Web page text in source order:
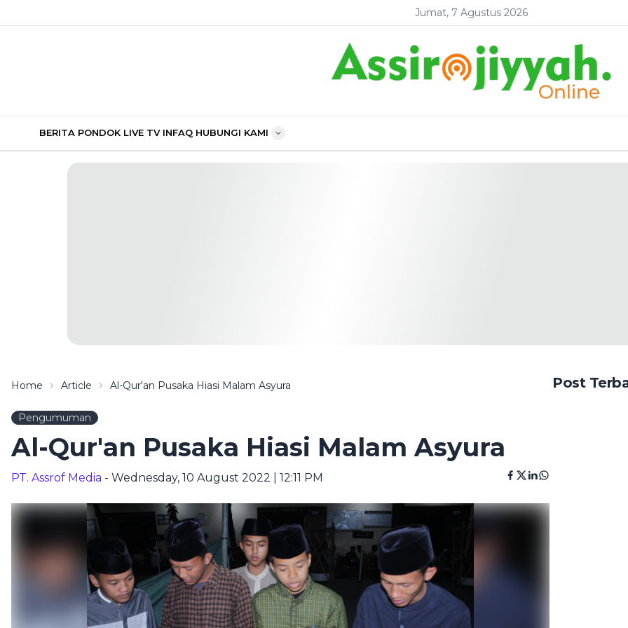
Jumat, 7 Agustus 2026
BERITA PONDOK LIVE TV INFAQ HUBUNGI KAMI
Home Article Al-Qur'an Pusaka Hiasi Malam Asyura
Pengumuman
Al-Qur'an Pusaka Hiasi Malam Asyura
PT. Assrof Media - Wednesday, 10 August 2022 | 12:11 PM
Post